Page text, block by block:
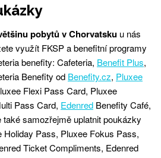
pobytů v Chorvatsku u nás
využít FKSP a benefitní programy
benefity: Cafeteria, Benefit Plus,
Benefity od Benefity.cz, Pluxee
Flexi Pass Card, Pluxee
Pass Card, Edenred Benefity Café,
samozřejmě uplatnit poukázky
Holiday Pass, Pluxee Fokus Pass,
Ticket Compliments, Edenred